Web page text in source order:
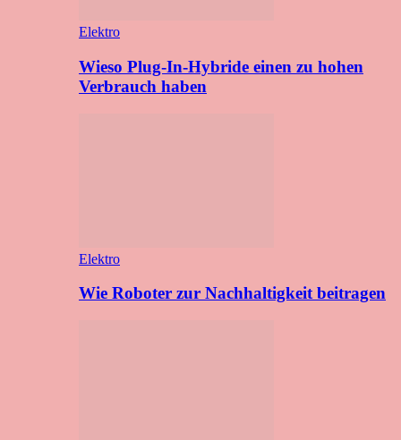
Elektro
Wieso Plug-In-Hybride einen zu hohen
Verbrauch haben
Elektro
Wie Roboter zur Nachhaltigkeit beitragen